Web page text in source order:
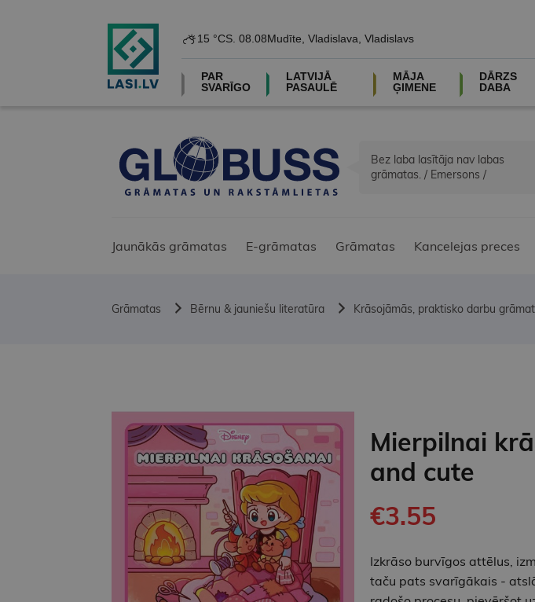
15 °CS. 08.08Mudīte, Vladislava, Vladislavs
PAR
SVARĪGO
LATVIJĀ
PASAULĒ
MĀJA
ĢIMENE
DĀRZS
DABA
Bez laba lasītāja nav labas
grāmatas. / Emersons /
Jaunākās grāmatas E-grāmatas Grāmatas Kancelejas preces
Grāmatas Bērnu & jauniešu literatūra Krāsojāmās, praktisko darbu
Mierpilnai
and cute
€3.55
Izkrāso burvīgos attēlus,
taču pats svarīgākais -